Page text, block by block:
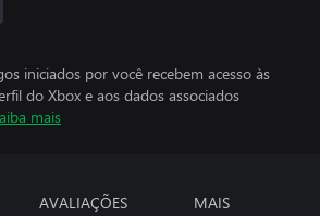
iniciados por você recebem acesso às
do Xbox e aos dados associados
mais
AVALIAÇÕES MAIS